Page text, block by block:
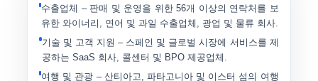
수출업체 – 판매 및 운영을 위한 56개 이상의 연락처를 보
유한 와이너리, 연어 및 과일 수출업체, 광업 및 물류 회사.
기술 및 고객 지원 – 스페인 및 글로벌 시장에 서비스를 제
공하는 SaaS 회사, 콜센터 및 BPO 제공업체.
여행 및 관광 – 산티아고, 파타고니아 및 이스터 섬의 여행